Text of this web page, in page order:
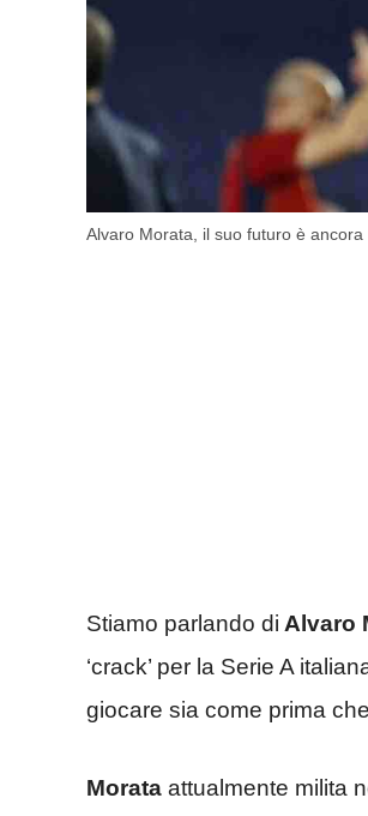
Alvaro Morata, il suo futuro è
Stiamo parlando di Alvaro
‘crack’ per la Serie A
giocare sia come prima
Morata attualmente milita